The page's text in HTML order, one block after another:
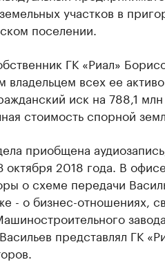
участков в
поселении.
ГК «Риал»
владельцем всех ее
иск на 788,1
стоимость спорной
приобщена
2018 года. В
о схеме передачи
- о бизнес-отношениях,
представлял ГК